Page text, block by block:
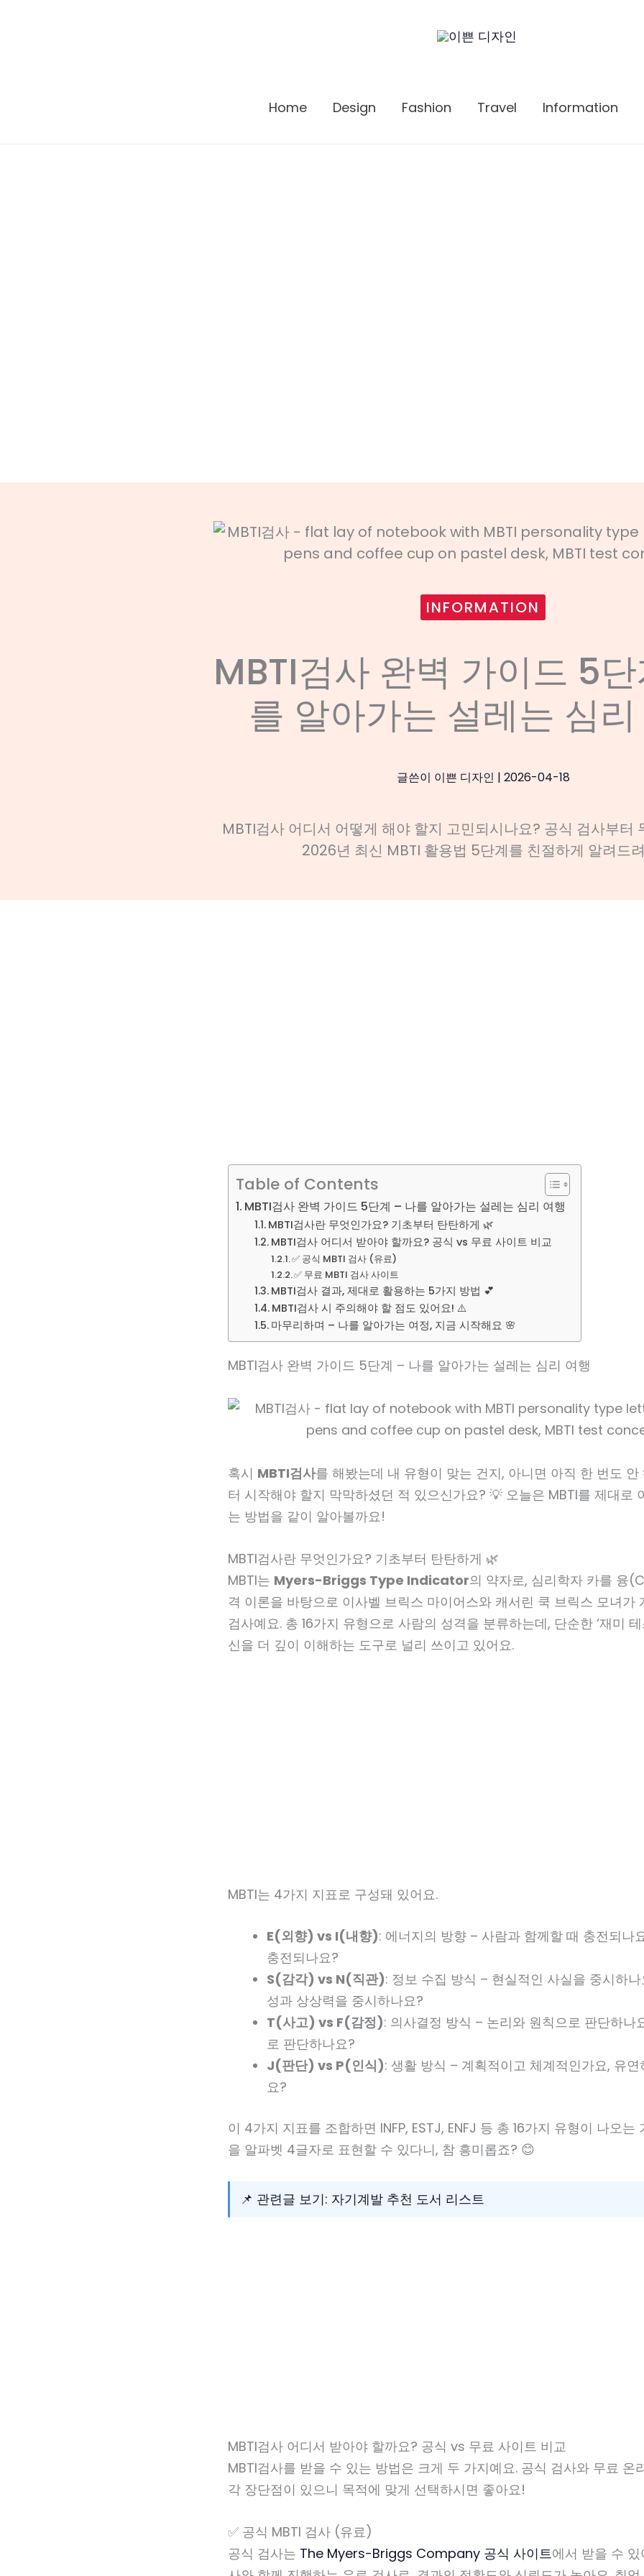
Home Design Fashion Travel Information
INFORMATION
MBTI검사 완벽 가이드 5
를 알아가는 설레는 심리
글쓴이 이쁜 디자인 | 2026-04-18
MBTI검사 어디서 어떻게 해야 할지 고민되시나요? 공식 검사부터
2026년 최신 MBTI 활용법 5단계를 친절하게 알려드
Table of Contents
MBTI검사 완벽 가이드 5단계 – 나를 알아가는 설레는 심리 여행
MBTI검사란 무엇인가요? 기초부터 탄탄하게 🌿
MBTI검사 어디서 받아야 할까요? 공식 vs 무료 사이트 비교
✅ 공식 MBTI 검사 (유료)
✅ 무료 MBTI 검사 사이트
MBTI검사 결과, 제대로 활용하는 5가지 방법 💕
MBTI검사 시 주의해야 할 점도 있어요! ⚠️
마무리하며 – 나를 알아가는 여정, 지금 시작해요 🌸
MBTI검사 완벽 가이드 5단계 – 나를 알아가는 설레는 심리 여행
혹시 MBTI검사를 해봤는데 내 유형이 맞는 건지, 아니면 아직 한 번도 안
터 시작해야 할지 막막하셨던 적 있으신가요? 💡 오늘은 MBTI를 제대로
는 방법을 같이 알아볼까요!
MBTI검사란 무엇인가요? 기초부터 탄탄하게 🌿
MBTI는 Myers-Briggs Type Indicator의 약자로, 심리학자 카를 융
격 이론을 바탕으로 이사벨 브릭스 마이어스와 캐서린 쿡 브릭스 모녀가
검사예요. 총 16가지 유형으로 사람의 성격을 분류하는데, 단순한 ‘재미
신을 더 깊이 이해하는 도구로 널리 쓰이고 있어요.
MBTI는 4가지 지표로 구성돼 있어요.
E(외향) vs I(내향): 에너지의 방향 – 사람과 함께할 때 충전되나
충전되나요?
S(감각) vs N(직관): 정보 수집 방식 – 현실적인 사실을 중시하
성과 상상력을 중시하나요?
T(사고) vs F(감정): 의사결정 방식 – 논리와 원칙으로 판단하나
로 판단하나요?
J(판단) vs P(인식): 생활 방식 – 계획적이고 체계적인가요, 유
요?
이 4가지 지표를 조합하면 INFP, ESTJ, ENFJ 등 총 16가지 유형이 나오는
을 알파벳 4글자로 표현할 수 있다니, 참 흥미롭죠? 😊
📌 관련글 보기: 자기계발 추천 도서 리스트
MBTI검사 어디서 받아야 할까요? 공식 vs 무료 사이트 비교
MBTI검사를 받을 수 있는 방법은 크게 두 가지예요. 공식 검사와 무료 온
각 장단점이 있으니 목적에 맞게 선택하시면 좋아요!
✅ 공식 MBTI 검사 (유료)
공식 검사는 The Myers-Briggs Company 공식 사이트에서 받을 수